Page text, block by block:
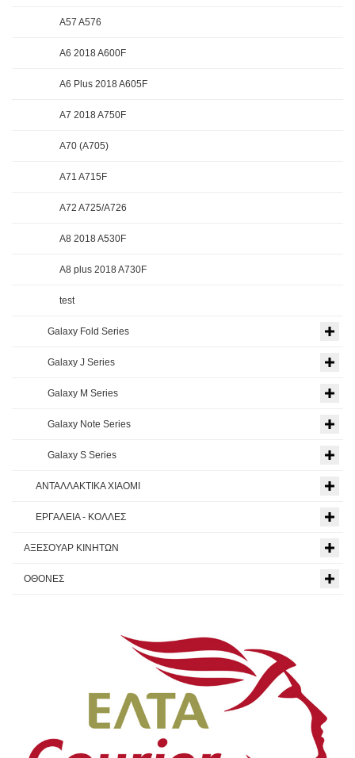
A57 A576
A6 2018 A600F
A6 Plus 2018 A605F
A7 2018 A750F
A70 (A705)
A71 A715F
A72 A725/A726
A8 2018 A530F
A8 plus 2018 A730F
test
Galaxy Fold Series
Galaxy J Series
Galaxy M Series
Galaxy Note Series
Galaxy S Series
ΑΝΤΑΛΛΑΚΤΙΚΑ XIAOMI
ΕΡΓΑΛΕΙΑ - ΚΟΛΛΕΣ
ΑΞΕΣΟΥΑΡ ΚΙΝΗΤΩΝ
ΟΘΟΝΕΣ